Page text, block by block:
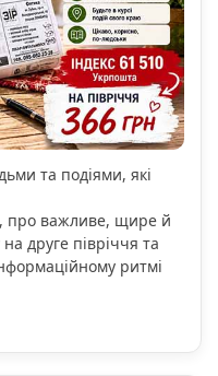
та подіями, які
про важливе, щире й
друге півріччя та
ритмі